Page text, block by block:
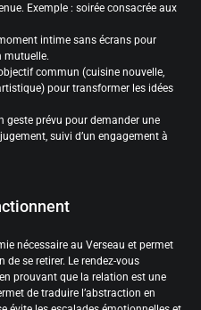
Exemple : soirée consacrée aux
intime sans écrans pour
mutuelle.
commun (cuisine nouvelle,
pour transformer les idées
geste prévu pour demander une
suivi d’un engagement à
nécessaire au Verseau et permet
de se retirer. Le rendez-vous
prouvant que la relation est une
de traduire l’abstraction en